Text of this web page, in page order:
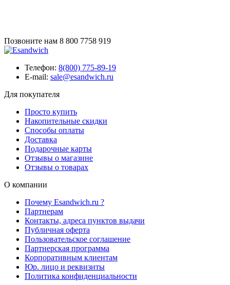
Позвоните нам 8 800 7758 919
Телефон: 8(800) 775-89-19
E-mail: sale@esandwich.ru
Для покупателя
Просто купить
Накопительные скидки
Способы оплаты
Доставка
Подарочные карты
Отзывы о магазине
Отзывы о товарах
О компании
Почему Esandwich.ru ?
Партнерам
Контакты, адреса пунктов выдачи
Публичная оферта
Пользовательское соглашение
Партнерская программа
Корпоративным клиентам
Юр. лицо и реквизиты
Политика конфиденциальности